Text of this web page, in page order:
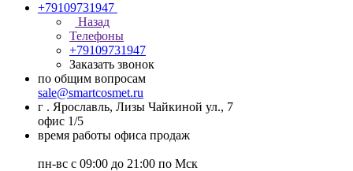
+79109731947
Назад
Телефоны
+79109731947
Заказать звонок
по общим вопросам
sale@smartcosmet.ru
г . Ярославль, Лизы Чайкиной ул., 7
офис 1/5
время работы офиса продаж
пн-вс с 09:00 до 21:00 по Мск